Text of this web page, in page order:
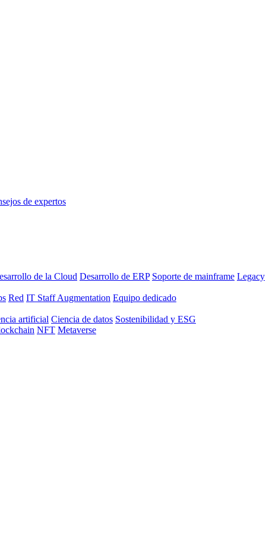
de expertos
de la Cloud Desarrollo de ERP Soporte de mainframe Legacy
Red IT Staff Augmentation Equipo dedicado
artificial Ciencia de datos Sostenibilidad y ESG
NFT Metaverse